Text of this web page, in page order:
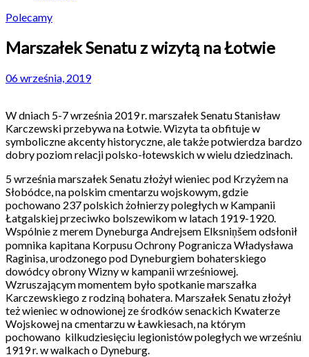
Polecamy
Marszałek Senatu z wizytą na Łotwie
06 września, 2019
W dniach 5-7 września 2019 r. marszałek Senatu Stanisław
Karczewski przebywa na Łotwie. Wizyta ta obfituje w
symboliczne akcenty historyczne, ale także potwierdza bardzo
dobry poziom relacji polsko-łotewskich w wielu dziedzinach.
5 września marszałek Senatu złożył wieniec pod Krzyżem na
Słobódce, na polskim cmentarzu wojskowym, gdzie
pochowano 237 polskich żołnierzy poległych w Kampanii
Łatgalskiej przeciwko bolszewikom w latach 1919-1920.
Wspólnie z merem Dyneburga Andrejsem Elksniņšem odsłonił
pomnika kapitana Korpusu Ochrony Pogranicza Władysława
Raginisa, urodzonego pod Dyneburgiem bohaterskiego
dowódcy obrony Wizny w kampanii wrześniowej.
Wzruszającym momentem było spotkanie marszałka
Karczewskiego z rodziną bohatera. Marszałek Senatu złożył
też wieniec w odnowionej ze środków senackich Kwaterze
Wojskowej na cmentarzu w Ławkiesach, na którym
pochowano kilkudziesięciu legionistów poległych we wrześniu
1919 r. w walkach o Dyneburg.